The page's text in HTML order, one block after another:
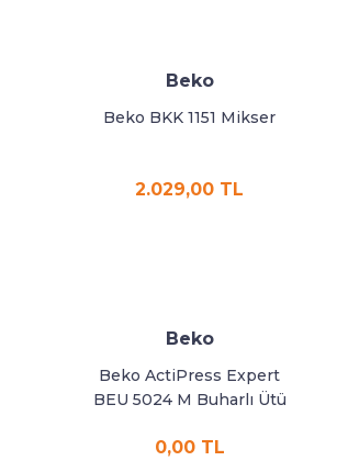
Beko
Beko BKK 1151 Mikser
2.029,00 TL
Beko
Beko ActiPress Expert
BEU 5024 M Buharlı Ütü
0,00 TL